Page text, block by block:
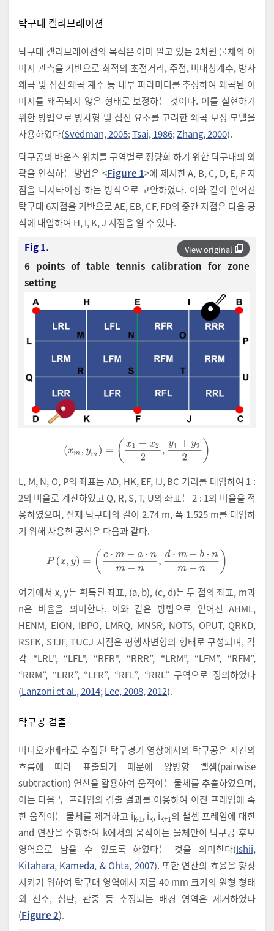
탁구대 캘리브래이션
탁구대 캘리브래이션의 목적은 이미 알고 있는 2차원 물체의 이
미지 관측을 기반으로 최적의 초점거리, 주점, 비대칭계수, 방사
왜곡 및 접선 왜곡 계수 등 내부 파라미터를 추정하여 왜곡된 이
미지를 왜곡되지 않은 형태로 보정하는 것이다. 이를 실현하기
위한 방법으로 방사형 및 접선 요소를 고려한 왜곡 보정 모델을
사용하였다(Svedman, 2005;Tsai, 1986; Zhang, 2000).
탁구공의 바운스 위치를 구역별로 정량화 하기 위한 탁구대의 외
곽을 인식하는 방법은 <Figure 1>에 제시한 A, B, C, D, E, F 지
점을 디지타이징 하는 방식으로 고안하였다. 이와 같이 얻어진
탁구대 6지점을 기반으로 AE, EB, CF, FD의 중간 지점은 다음 공
식에 대입하여 H, I, K, J 지점을 알 수 있다.
View original
Fig 1.
6 points of table tennis calibration for zone
setting
m = x1+ x2 2,y1 y2 2
L, M, N, O, P의 좌표는 AD, HK, EF, IJ, BC 거리를 대입하여 1 :
2의 비율로 계산하였고 Q, R, S, T, U의 좌표는 2 : 1의 비율을 적
용하였으며, 실제 탁구대의 길이 2.74 m, 폭 1.525 m를 대입하
기 위해 사용한 공식은 다음과 같다.
= c⋅m -a⋅ nm-n, d⋅m -b ⋅nm- n
여기에서 x, y는 획득된 좌표, (a, b), (c, d)는 두 점의 좌표, m과
n은 비율을 의미한다. 이와 같은 방법으로 얻어진 AHML,
HENM, EION, IBPO, LMRQ, MNSR, NOTS, OPUT, QRKD,
RSFK, STJF, TUCJ 지점은 평행사변형의 형태로 구성되며, 각
각 “LRL", “LFL", “RFR", “RRR”, “LRM”, “LFM”, “RFM”,
“RRM”, “LRR”, “LFR”, “RFL”, “RRL” 구역으로 정의하였다
(Lanzoni et al., 2014;Lee, 2008,2012).
탁구공 검출
비디오카메라로 수집된 탁구경기 영상에서의 탁구공은 시간의
흐름에 따라 표출되기 때문에 양방향 뺄셈(pairwise
subtraction) 연산을 활용하여 움직이는 물체를 추출하였으며,
이는 다음 두 프레임의 검출 결과를 이용하여 이전 프레임에 속
한 움직이는 물체를 제거하고 ik-1, ik, ik+1의 뺄셈 프레임에 대한
and 연산을 수행하여 k에서의 움직이는 물체만이 탁구공 후보
영역으로 남을 수 있도록 하였다는 것을 의미한다(Ishii,
Kitahara, Kameda, & Ohta, 2007). 또한 연산의 효율을 향상
시키기 위하여 탁구대 영역에서 지름 40 mm 크기의 원형 형태
외 선수, 심판, 관중 등 추정되는 배경 영역은 제거하였다
(Figure 2).